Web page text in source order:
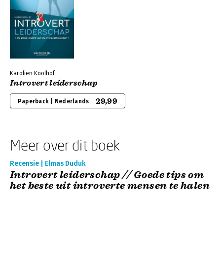
Karolien Koolhof
Introvert leiderschap
Paperback | Nederlands 29,99
Meer over dit boek
Recensie | Elmas Duduk
Introvert leiderschap // Goede tips om
het beste uit introverte mensen te halen